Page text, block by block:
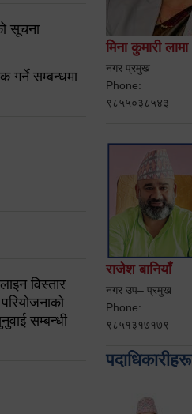
सूचना
गर्ने सम्बन्धमा
विस्तार
सम्बन्धी
मिना कुमारी लामा
नगर प्रमुख
Phone:
९८५५०३८५४३
राजेश बानियाँ
नगर उप– प्रमुख
Phone:
९८५१३१७१७९
पदाधिकारीहरू